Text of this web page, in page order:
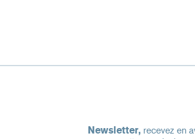
Newsletter, recevez en